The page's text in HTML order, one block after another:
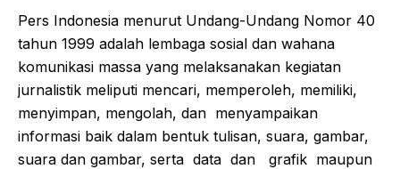
Pers Indonesia menurut Undang-Undang Nomor 40
tahun 1999 adalah lembaga sosial dan wahana
komunikasi massa yang melaksanakan kegiatan
jurnalistik meliputi mencari, memperoleh, memiliki,
menyimpan, mengolah, dan menyampaikan
informasi baik dalam bentuk tulisan, suara, gambar,
suara dan gambar, serta data dan grafik maupun